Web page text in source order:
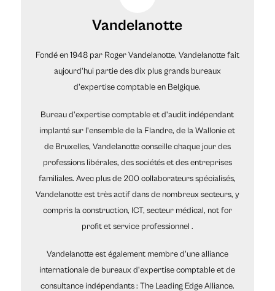
Vandelanotte
Fondé en 1948 par Roger Vandelanotte, Vandelanotte fait
aujourd'hui partie des dix plus grands bureaux
d'expertise comptable en Belgique.
Bureau d'expertise comptable et d'audit indépendant
implanté sur l'ensemble de la Flandre, de la Wallonie et
de Bruxelles, Vandelanotte conseille chaque jour des
professions libérales, des sociétés et des entreprises
familiales. Avec plus de 200 collaborateurs spécialisés,
Vandelanotte est très actif dans de nombreux secteurs, y
compris la construction, ICT, secteur médical, not for
profit et service professionnel .
Vandelanotte est également membre d'une alliance
internationale de bureaux d'expertise comptable et de
consultance indépendants : The Leading Edge Alliance.